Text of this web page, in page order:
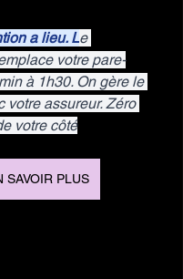
a lieu. Le
votre pare-
à 1h30. On gère le
votre assureur. Zéro
votre côté
SAVOIR PLUS